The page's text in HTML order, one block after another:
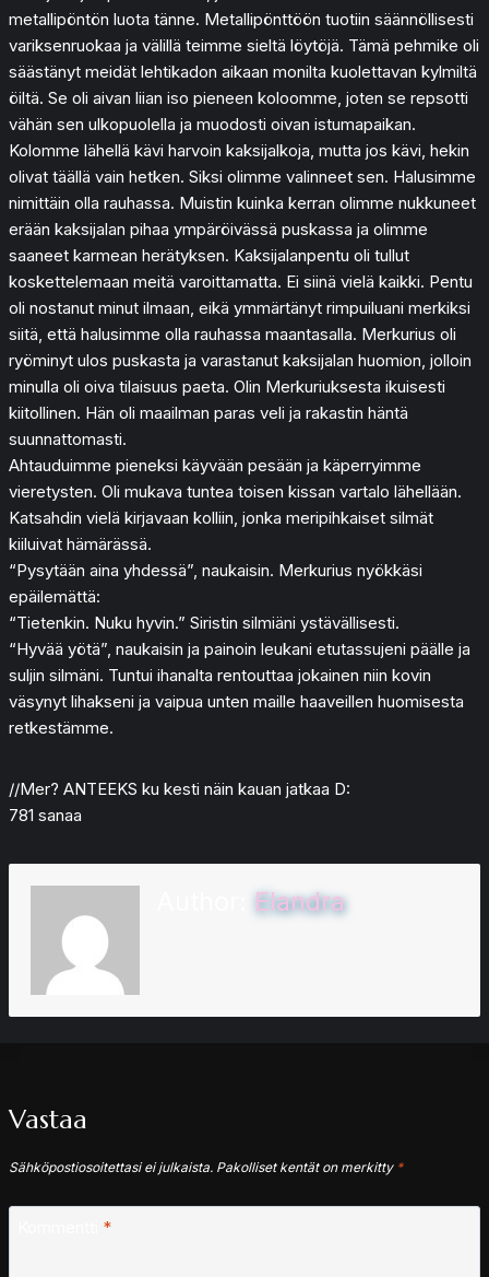
metallipöntön luota tänne. Metallipönttöön tuotiin säännöllisesti
variksenruokaa ja välillä teimme sieltä löytöjä. Tämä pehmike oli
säästänyt meidät lehtikadon aikaan monilta kuolettavan kylmiltä
öiltä. Se oli aivan liian iso pieneen koloomme, joten se repsotti
vähän sen ulkopuolella ja muodosti oivan istumapaikan.
Kolomme lähellä kävi harvoin kaksijalkoja, mutta jos kävi, hekin
olivat täällä vain hetken. Siksi olimme valinneet sen. Halusimme
nimittäin olla rauhassa. Muistin kuinka kerran olimme nukkuneet
erään kaksijalan pihaa ympäröivässä puskassa ja olimme
saaneet karmean herätyksen. Kaksijalanpentu oli tullut
koskettelemaan meitä varoittamatta. Ei siinä vielä kaikki. Pentu
oli nostanut minut ilmaan, eikä ymmärtänyt rimpuiluani merkiksi
siitä, että halusimme olla rauhassa maantasalla. Merkurius oli
ryöminyt ulos puskasta ja varastanut kaksijalan huomion, jolloin
minulla oli oiva tilaisuus paeta. Olin Merkuriuksesta ikuisesti
kiitollinen. Hän oli maailman paras veli ja rakastin häntä
suunnattomasti.
Ahtauduimme pieneksi käyvään pesään ja käperryimme
vieretysten. Oli mukava tuntea toisen kissan vartalo lähellään.
Katsahdin vielä kirjavaan kolliin, jonka meripihkaiset silmät
kiiluivat hämärässä.
“Pysytään aina yhdessä”, naukaisin. Merkurius nyökkäsi
epäilemättä:
“Tietenkin. Nuku hyvin.” Siristin silmiäni ystävällisesti.
“Hyvää yötä”, naukaisin ja painoin leukani etutassujeni päälle ja
suljin silmäni. Tuntui ihanalta rentouttaa jokainen niin kovin
väsynyt lihakseni ja vaipua unten maille haaveillen huomisesta
retkestämme.
//Mer? ANTEEKS ku kesti näin kauan jatkaa D:
781 sanaa
Elandra
Vastaa
Sähköpostiosoitettasi ei julkaista. Pakolliset kentät on merkitty *
*